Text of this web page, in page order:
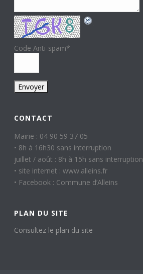
Code Anti-spam*
CONTACT
Mairie : 04 90 59 37 05
• 8h à 16h30 sans interruption
juillet / août : 8h à 15h sans interruption
• site internet : www.alleins.fr
• Facebook : Commune d’Alleins
PLAN DU SITE
Consultez le plan du site